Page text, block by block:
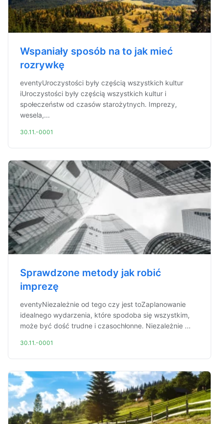
Wspaniały sposób na to jak mieć
rozrywkę
eventyUroczystości były częścią wszystkich kultur
iUroczystości były częścią wszystkich kultur i
społeczeństw od czasów starożytnych. Imprezy,
wesela,...
30.11.-0001
Sprawdzone metody jak robić
imprezę
eventyNiezależnie od tego czy jest toZaplanowanie
idealnego wydarzenia, które spodoba się wszystkim,
może być dość trudne i czasochłonne. Niezależnie ...
30.11.-0001